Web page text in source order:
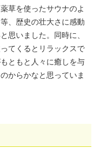
草を使ったサウナのよ
、歴史の壮大さに感動
思いました。同時に、
てくるとリラックスで
ともと人々に癒しを与
からかなと思っていま